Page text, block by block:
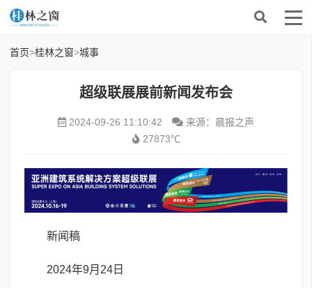
首页>桂林之窗>城事
超级联展展前新闻发布会
2024-09-26 11:10:42
来源：晨报之声
27873℃
新闻稿
2024年9月24日